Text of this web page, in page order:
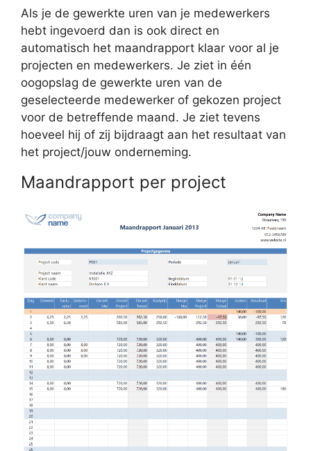
Als je de gewerkte uren van je medewerkers
hebt ingevoerd dan is ook direct en
automatisch het maandrapport klaar voor al je
projecten en medewerkers. Je ziet in één
oogopslag de gewerkte uren van de
geselecteerde medewerker of gekozen project
voor de betreffende maand. Je ziet tevens
hoeveel hij of zij bijdraagt aan het resultaat van
het project/jouw onderneming.
Maandrapport per project